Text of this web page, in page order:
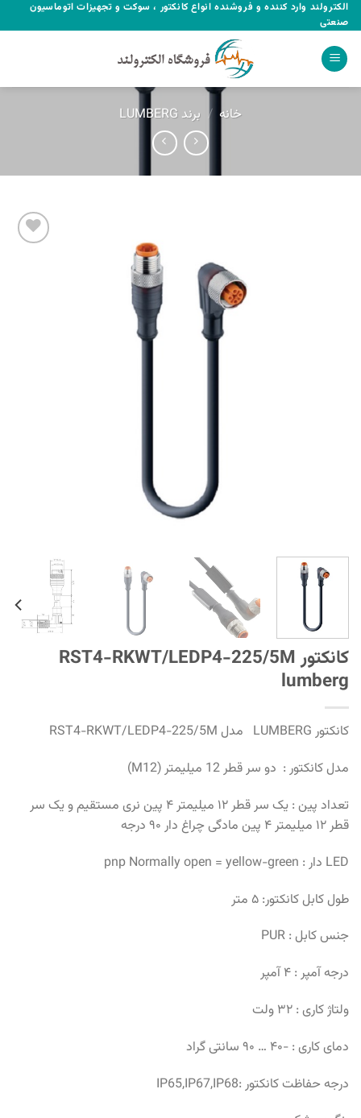
Skip
to
content
الکترولند وارد کننده و فروشنده انواع کانکتور ، سوکت و تجهیزات اتوماسیون
صنعتی
خانه / برند LUMBERG
کانکتور RST4-RKWT/LEDP4-225/5M
lumberg
کانکتور LUMBERG مدل RST4-RKWT/LEDP4-225/5M
مدل کانکتور : دو سر قطر 12 میلیمتر (M12)
تعداد پین : یک سر قطر ۱۲ میلیمتر ۴ پین نری مستقیم و یک سر
قطر ۱۲ میلیمتر ۴ پین مادگی چراغ دار ۹۰ درجه
LED دار : pnp Normally open = yellow-green
طول کابل کانکتور: ۵ متر
جنس کابل : PUR
درجه آمپر : ۴ آمپر
ولتاژ کاری : ۳۲ ولت
دمای کاری : -۴۰ … ۹۰ سانتی گراد
درجه حفاظت کانکتور :IP65,IP67,IP68